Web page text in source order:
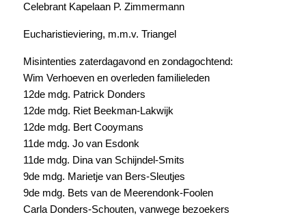
Celebrant Kapelaan P. Zimmermann
Eucharistieviering, m.m.v. Triangel
Misintenties zaterdagavond en zondagochtend:
Wim Verhoeven en overleden familieleden
12de mdg. Patrick Donders
12de mdg. Riet Beekman-Lakwijk
12de mdg. Bert Cooymans
11de mdg. Jo van Esdonk
11de mdg. Dina van Schijndel-Smits
9de mdg. Marietje van Bers-Sleutjes
9de mdg. Bets van de Meerendonk-Foolen
Carla Donders-Schouten, vanwege bezoekers